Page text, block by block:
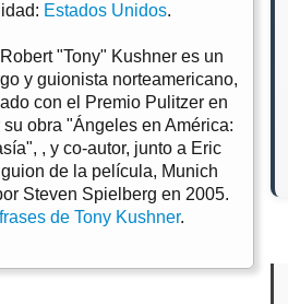
Estados Unidos.
"Tony" Kushner es un
y guionista norteamericano,
con el Premio Pulitzer en
su obra "Ángeles en América:
, y co-autor, junto a Eric
de la película, Munich
Steven Spielberg en 2005.
frases de Tony Kushner.